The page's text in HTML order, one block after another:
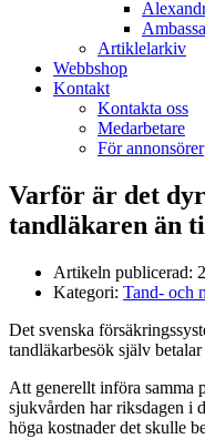
Artiklelarkiv
Webbshop
Kontakt
Kontakta oss
Medarbetare
För annonsörer
Varför är det
tandläkaren än
Artikeln publicerad:
Kategori: Tand- och
Det svenska
tandläkarbesök själv
Att generellt införa samma
sjukvården har riksdagen i
höga kostnader det skulle